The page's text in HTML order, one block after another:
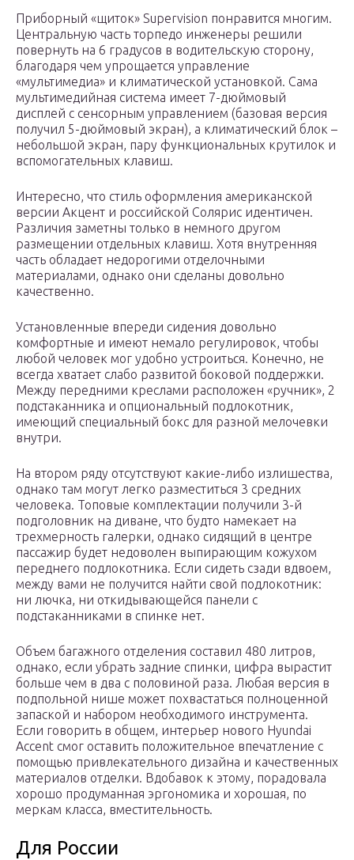
Приборный «щиток» Supervision понравится многим.
Центральную часть торпедо инженеры решили
повернуть на 6 градусов в водительскую сторону,
благодаря чем упрощается управление
«мультимедиа» и климатической установкой. Сама
мультимедийная система имеет 7-дюймовый
дисплей с сенсорным управлением (базовая версия
получил 5-дюймовый экран), а климатический блок –
небольшой экран, пару функциональных крутилок и
вспомогательных клавиш.
Интересно, что стиль оформления американской
версии Акцент и российской Солярис идентичен.
Различия заметны только в немного другом
размещении отдельных клавиш. Хотя внутренняя
часть обладает недорогими отделочными
материалами, однако они сделаны довольно
качественно.
Установленные впереди сидения довольно
комфортные и имеют немало регулировок, чтобы
любой человек мог удобно устроиться. Конечно, не
всегда хватает слабо развитой боковой поддержки.
Между передними креслами расположен «ручник», 2
подстаканника и опциональный подлокотник,
имеющий специальный бокс для разной мелочевки
внутри.
На втором ряду отсутствуют какие-либо излишества,
однако там могут легко разместиться 3 средних
человека. Топовые комплектации получили 3-й
подголовник на диване, что будто намекает на
трехмерность галерки, однако сидящий в центре
пассажир будет недоволен выпирающим кожухом
переднего подлокотника. Если сидеть сзади вдвоем,
между вами не получится найти свой подлокотник:
ни лючка, ни откидывающейся панели с
подстаканниками в спинке нет.
Объем багажного отделения составил 480 литров,
однако, если убрать задние спинки, цифра вырастит
больше чем в два с половиной раза. Любая версия в
подпольной нише может похвастаться полноценной
запаской и набором необходимого инструмента.
Если говорить в общем, интерьер нового Hyundai
Accent смог оставить положительное впечатление с
помощью привлекательного дизайна и качественных
материалов отделки. Вдобавок к этому, порадовала
хорошо продуманная эргономика и хорошая, по
меркам класса, вместительность.
Для России